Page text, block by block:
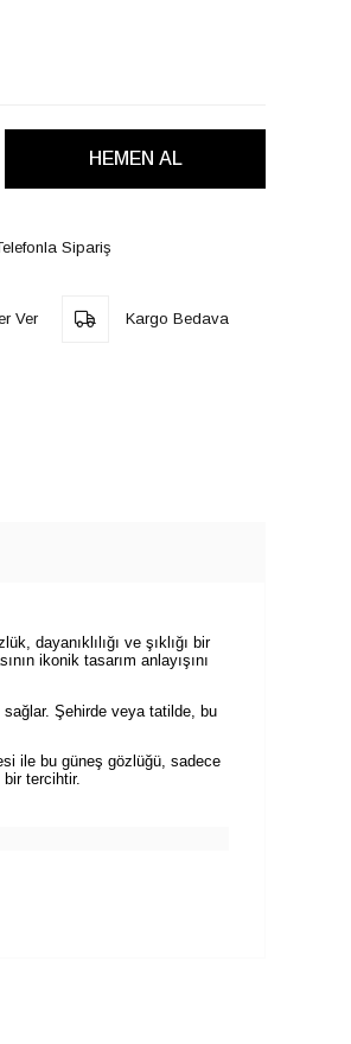
Sipariş
Ver Kargo Bedava
dayanıklılığı ve şıklığı bir
ikonik tasarım anlayışını
Şehirde veya tatilde, bu
ile bu güneş gözlüğü, sadece
tercihtir.